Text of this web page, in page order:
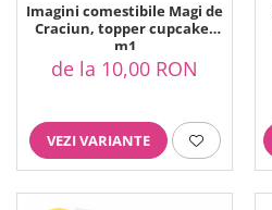
Imagini comestibile Magi de
Craciun, topper cupcakes
m1
de la 10,00 RON
VEZI VARIANTE